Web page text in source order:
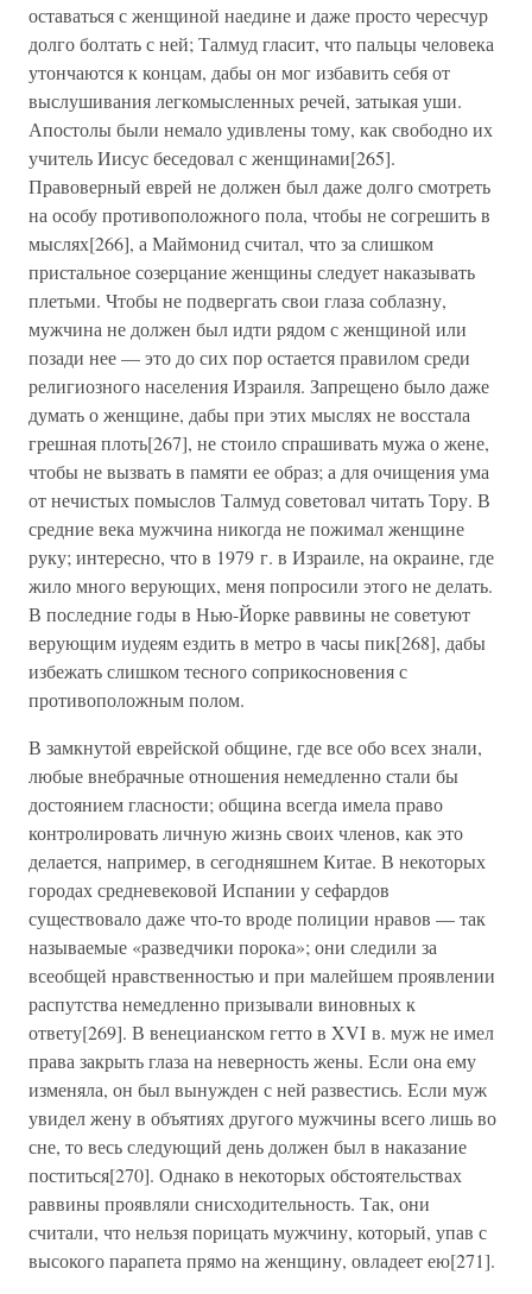
оставаться с женщиной наедине и даже просто чересчур
долго болтать с ней; Талмуд гласит, что пальцы человека
утончаются к концам, дабы он мог избавить себя от
выслушивания легкомысленных речей, затыкая уши.
Апостолы были немало удивлены тому, как свободно их
учитель Иисус беседовал с женщинами[265].
Правоверный еврей не должен был даже долго смотреть
на особу противоположного пола, чтобы не согрешить в
мыслях[266], а Маймонид считал, что за слишком
пристальное созерцание женщины следует наказывать
плетьми. Чтобы не подвергать свои глаза соблазну,
мужчина не должен был идти рядом с женщиной или
позади нее — это до сих пор остается правилом среди
религиозного населения Израиля. Запрещено было даже
думать о женщине, дабы при этих мыслях не восстала
грешная плоть[267], не стоило спрашивать мужа о жене,
чтобы не вызвать в памяти ее образ; а для очищения ума
от нечистых помыслов Талмуд советовал читать Тору. В
средние века мужчина никогда не пожимал женщине
руку; интересно, что в 1979 г. в Израиле, на окраине, где
жило много верующих, меня попросили этого не делать.
В последние годы в Нью-Йорке раввины не советуют
верующим иудеям ездить в метро в часы пик[268], дабы
избежать слишком тесного соприкосновения с
противоположным полом.
В замкнутой еврейской общине, где все обо всех знали,
любые внебрачные отношения немедленно стали бы
достоянием гласности; община всегда имела право
контролировать личную жизнь своих членов, как это
делается, например, в сегодняшнем Китае. В некоторых
городах средневековой Испании у сефардов
существовало даже что-то вроде полиции нравов — так
называемые «разведчики порока»; они следили за
всеобщей нравственностью и при малейшем проявлении
распутства немедленно призывали виновных к
ответу[269]. В венецианском гетто в XVI в. муж не имел
права закрыть глаза на неверность жены. Если она ему
изменяла, он был вынужден с ней развестись. Если муж
увидел жену в объятиях другого мужчины всего лишь во
сне, то весь следующий день должен был в наказание
поститься[270]. Однако в некоторых обстоятельствах
раввины проявляли снисходительность. Так, они
считали, что нельзя порицать мужчину, который, упав с
высокого парапета прямо на женщину, овладеет ею[271].